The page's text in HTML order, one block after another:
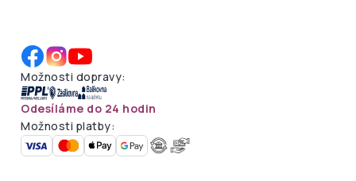
Možnosti dopravy:
Odesíláme do 24 hodin
Možnosti platby: